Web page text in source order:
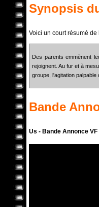
Synopsis
Voici un court résumé de
Des parents emmènent
rejoignent. Au fur et à
groupe, l'agitation palpable
Bande
Us - Bande Annonce VF